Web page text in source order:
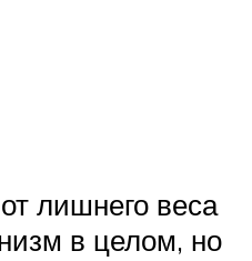
лишнего веса
в целом, но